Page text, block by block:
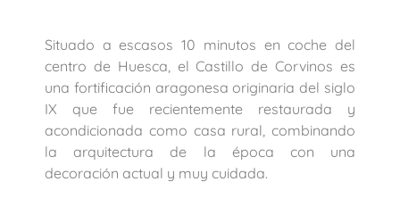
Situado a escasos 10 minutos en coche del
centro de Huesca, el Castillo de Corvinos es
una fortificación aragonesa originaria del siglo
IX que fue recientemente restaurada y
acondicionada como casa rural, combinando
la arquitectura de la época con una
decoración actual y muy cuidada.